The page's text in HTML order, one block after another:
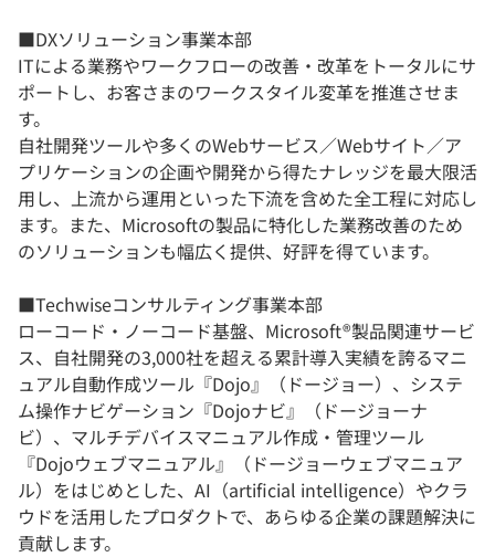
■DXソリューション事業本部
ITによる業務やワークフローの改善・改革をトータルにサ
ポートし、お客さまのワークスタイル変革を推進させま
す。
自社開発ツールや多くのWebサービス／Webサイト／ア
プリケーションの企画や開発から得たナレッジを最大限活
用し、上流から運用といった下流を含めた全工程に対応し
ます。また、Microsoftの製品に特化した業務改善のため
のソリューションも幅広く提供、好評を得ています。
■Techwiseコンサルティング事業本部
ローコード・ノーコード基盤、Microsoft®製品関連サービ
ス、自社開発の3,000社を超える累計導入実績を誇るマニ
ュアル自動作成ツール『Dojo』（ドージョー）、システ
ム操作ナビゲーション『Dojoナビ』（ドージョーナ
ビ）、マルチデバイスマニュアル作成・管理ツール
『Dojoウェブマニュアル』（ドージョーウェブマニュア
ル）をはじめとした、AI（artificial intelligence）やクラ
ウドを活用したプロダクトで、あらゆる企業の課題解決に
貢献します。